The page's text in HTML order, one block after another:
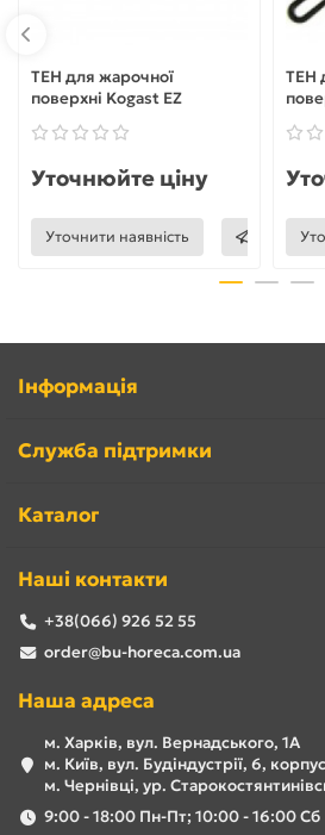
ТЕН для жарочної
поверхні Kogast EZ
Уточнюйте ціну
Уточнити наявність
ТЕН
Інформація
Служба підтримки
Каталог
Наші контакти
+38(066) 926 52 55
order@bu-horeca.com.ua
Наша адреса
м. Харків, вул. Вернадського, 1А
м. Київ, вул. Будіндустрії, 6,
м. Чернівці, ур.
9:00 - 18:00 Пн-Пт; 10:00 - 16:00 Сб